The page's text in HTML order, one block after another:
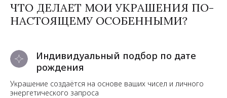
ЧТО ДЕЛАЕТ МОИ УКРАШЕНИЯ ПО-
НАСТОЯЩЕМУ ОСОБЕННЫМИ?
Индивидуальный подбор по дате
рождения
Украшение создаётся на основе ваших чисел и личного
энергетического запроса